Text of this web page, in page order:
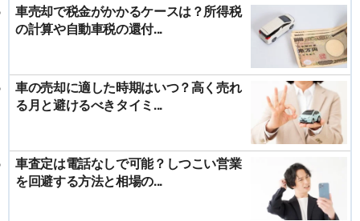
車売却で税金がかかるケースは？所得税
の計算や自動車税の還付...
車の売却に適した時期はいつ？高く売れ
る月と避けるべきタイミ...
車査定は電話なしで可能？しつこい営業
を回避する方法と相場の...